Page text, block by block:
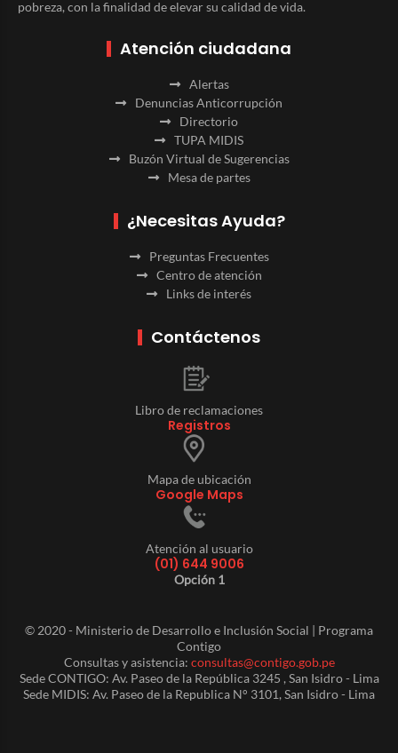
pobreza, con la finalidad de elevar su calidad de vida.
Atención ciudadana
Alertas
Denuncias Anticorrupción
Directorio
TUPA MIDIS
Buzón Virtual de Sugerencias
Mesa de partes
¿Necesitas Ayuda?
Preguntas Frecuentes
Centro de atención
Links de interés
Contáctenos
Libro de reclamaciones
Registros
Mapa de ubicación
Google Maps
Atención al usuario
(01) 644 9006
Opción 1
© 2020 - Ministerio de Desarrollo e Inclusión Social | Programa
Contigo
Consultas y asistencia: consultas@contigo.gob.pe
Sede CONTIGO: Av. Paseo de la República 3245 , San Isidro - Lima
Sede MIDIS: Av. Paseo de la Republica N° 3101, San Isidro - Lima